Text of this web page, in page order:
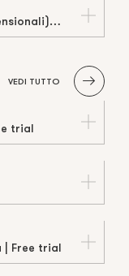
GD&T (Tolleranze Geometriche e Dimensionali): Cos'è e Perché è Fondamentale
VEDI TUTTO
trial
| Free trial